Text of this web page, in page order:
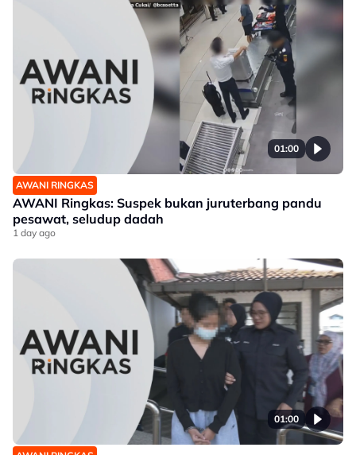
01:00
AWANI RINGKAS
AWANI Ringkas: Suspek bukan juruterbang pandu
pesawat, seludup dadah
1 day ago
01:00